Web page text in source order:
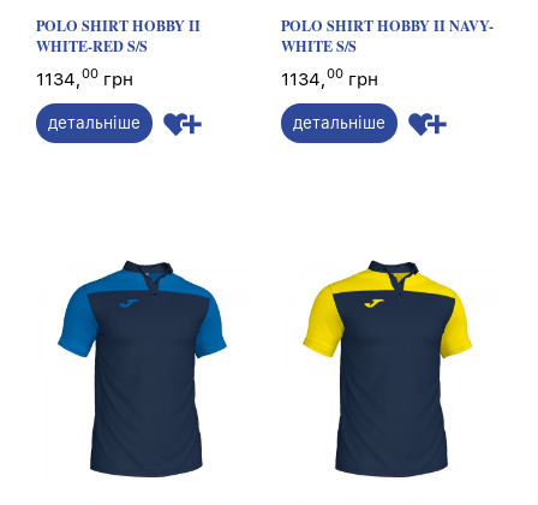
POLO SHIRT HOBBY II
WHITE-RED S/S
1134,00 грн
детальніше
POLO SHIRT HOBBY II NAVY-
WHITE S/S
1134,00 грн
детальніше